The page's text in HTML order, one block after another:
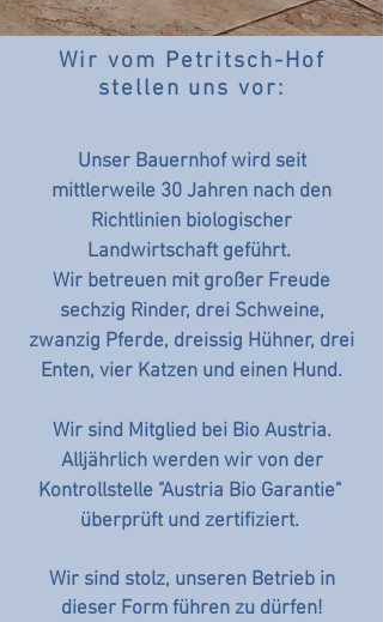
Wir vom Petritsch-Hof
stellen uns vor:
Unser Bauernhof wird seit
mittlerweile 30 Jahren nach den
Richtlinien biologischer
Landwirtschaft geführt.
Wir betreuen mit großer Freude
sechzig Rinder, drei Schweine,
zwanzig Pferde, dreissig Hühner, drei
Enten, vier Katzen und einen Hund.
Wir sind Mitglied bei Bio Austria.
Alljährlich werden wir von der
Kontrollstelle "Austria Bio Garantie"
überprüft und zertifiziert.
Wir sind stolz, unseren Betrieb in
dieser Form führen zu dürfen!